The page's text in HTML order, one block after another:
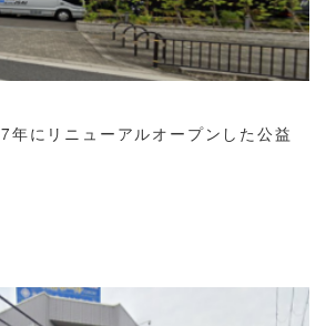
年にリニューアルオープンした公益